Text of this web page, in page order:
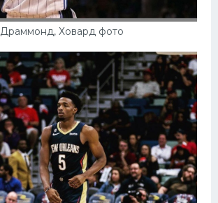
Драммонд, Ховард фото